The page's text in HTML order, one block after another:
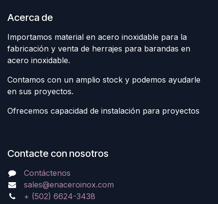
Acerca de
Importamos material en acero inoxidable para la
fabricación y venta de herrajes para barandas en
acero inoxidable.
Contamos con un amplio stock y podemos ayudarle
en sus proyectos.
Ofrecemos capacidad de instalación para proyectos
Contacte con nosotros
Contáctenos
sales@enaceroinox.com
+ (502) 6624-3438